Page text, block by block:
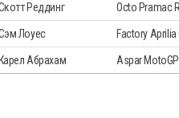
Реддинг Octo Pramac
Лоуес Factory Aprilia
Карел Абрахам Aspar